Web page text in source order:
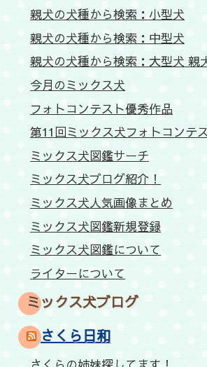
親犬の犬種から検索：小型犬
親犬の犬種から検索：中型犬
親犬の犬種から検索：大型犬 親
今月のミックス犬
フォトコンテスト優秀作品
第11回ミックス犬フォトコンテ
ミックス犬図鑑サーチ
ミックス犬ブログ紹介！
ミックス犬人気画像まとめ
ミックス犬図鑑新規登録
ミックス犬図鑑について
ライターについて
ミックス犬ブログ
さくら日和